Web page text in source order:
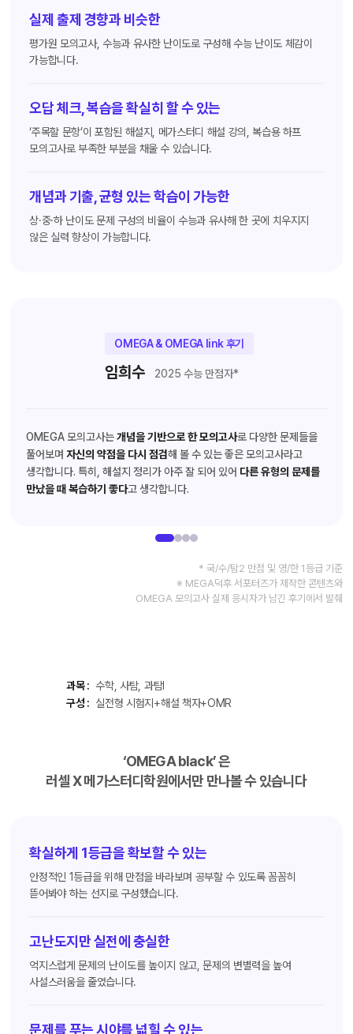
실제 출제 경향과 비슷한
평가원 모의고사, 수능과 유사한 난이도로 구성해 수능 난이도 체감이
가능합니다.
오답 체크, 복습을 확실히 할 수 있는
‘주목할 문항’이 포함된 해설지, 메가스터디 해설 강의, 복습용 하프
모의고사로 부족한 부분을 채울 수 있습니다.
개념과 기출, 균형 있는 학습이 가능한
상·중·하 난이도 문제 구성의 비율이 수능과 유사해 한 곳에 치우지지
않은 실력 향상이 가능합니다.
OMEGA & OMEGA link 후기
임희수 2025 수능 만점자*
OMEGA 모의고사는개념을 기반으로 한 모의고사로 다양한 문제들을
풀어보며자신의 약점을 다시 점검해 볼 수 있는 좋은 모의고사라고
생각합니다. 특히, 해설지 정리가 아주 잘 되어 있어 다른 유형의 문제를
만났을 때 복습하기 좋다고 생각합니다.
* 국/수/탐2 만점 및 영/한 1등급 기준
※ MEGA덕후 서포터즈가 제작한 콘텐츠와
OMEGA 모의고사 실제 응시자가 남긴 후기에서 발췌
과목 : 수학, 사탐, 과탐Ⅰ
구성 : 실전형 시험지+해설 책자+OMR
‘OMEGA black’ 은
러셀 X 메가스터디학원에서만 만나볼 수 있습니다
확실하게 1등급을 확보할 수 있는
안정적인 1등급을 위해 만점을 바라보며 공부할 수 있도록 꼼꼼히
뜯어봐야 하는 선지로 구성했습니다.
고난도지만 실전에 충실한
억지스럽게 문제의 난이도를 높이지 않고, 문제의 변별력을 높여
사설스러움을 줄였습니다.
문제를 푸는 시야를 넓힐 수 있는